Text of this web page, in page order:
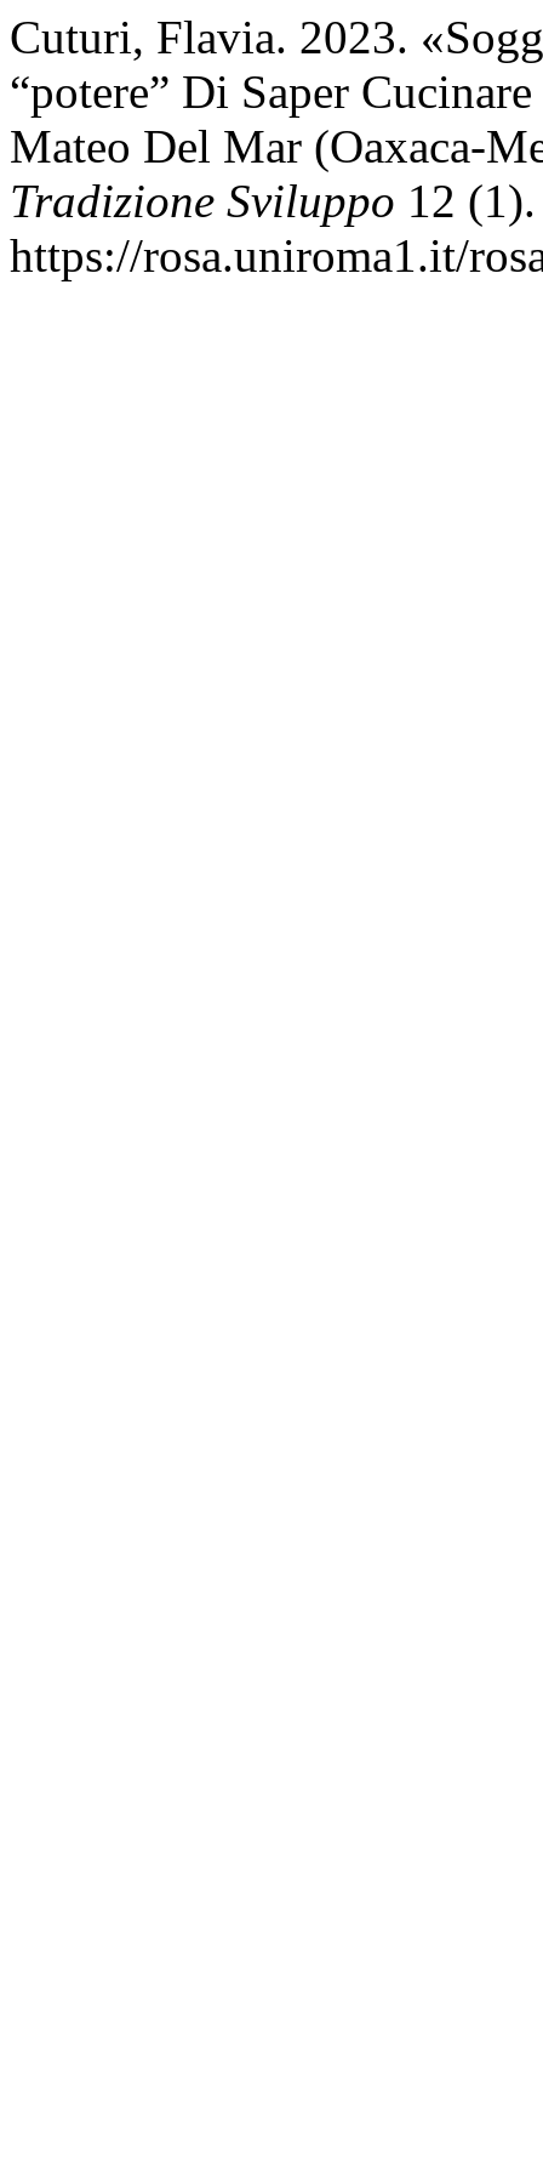
Cuturi, Flavia. 2023.
“potere” Di Saper
Mateo Del Mar (Oaxaca-
Tradizione Sviluppo 12 (1).
https://rosa.uniroma1.it/